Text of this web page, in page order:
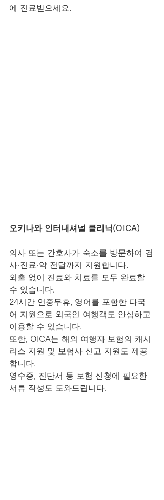
에 진료받으세요.
오키나와 인터내셔널 클리닉(OICA)
의사 또는 간호사가 숙소를 방문하여 검
사·진료·약 전달까지 지원합니다.
외출 없이 진료와 치료를 모두 완료할
수 있습니다.
24시간 연중무휴, 영어를 포함한 다국
어 지원으로 외국인 여행객도 안심하고
이용할 수 있습니다.
또한, OICA는 해외 여행자 보험의 캐시
리스 지원 및 보험사 신고 지원도 제공
합니다.
영수증, 진단서 등 보험 신청에 필요한
서류 작성도 도와드립니다.